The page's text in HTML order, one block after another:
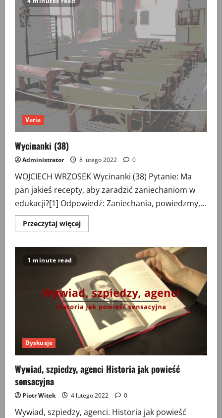
okupowanej
Warszawy
Varia
Wycinanki (38)
Administrator 8 lutego 2022 0
WOJCIECH WRZOSEK Wycinanki (38) Pytanie: Ma
pan jakieś recepty, aby zaradzić zaniechaniom w
edukacji?[1] Odpowiedź: Zaniechania, powiedzmy,...
Przeczytaj więcejPrzeczytaj
więcej
1 minute read
Dyskusje
Wywiad, szpiedzy, agenci Historia jak powieść
sensacyjna
Piotr Witek 4 lutego 2022 0
Wywiad, szpiedzy, agenci. Historia jak powieść